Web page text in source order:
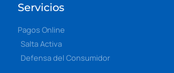
Servicios
Pagos Online
Salta Activa
Defensa del Consumidor